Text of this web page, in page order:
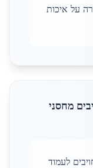
על איכות
מחסני
לעמוד